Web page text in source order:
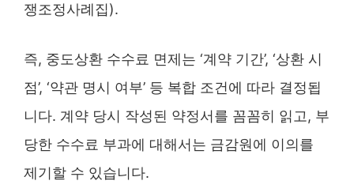
쟁조정사례집).
즉, 중도상환 수수료 면제는 ‘계약 기간’, ‘상환 시
점’, ‘약관 명시 여부’ 등 복합 조건에 따라 결정됩
니다. 계약 당시 작성된 약정서를 꼼꼼히 읽고, 부
당한 수수료 부과에 대해서는 금감원에 이의를
제기할 수 있습니다.